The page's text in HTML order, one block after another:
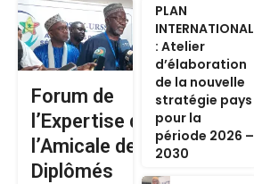
Forum de
l’Expertise de
l’Amicale des
Diplômés
PLAN
INTERNATIONAL
: Atelier
d’élaboration
de la nouvelle
stratégie pays
pour la
période 2026 –
2030